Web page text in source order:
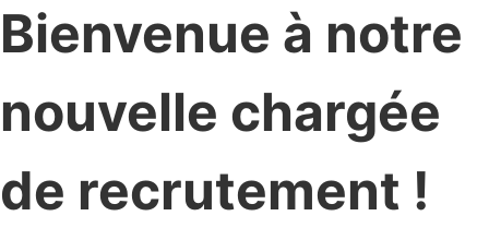
Bienvenue à notre
nouvelle chargée
de recrutement !